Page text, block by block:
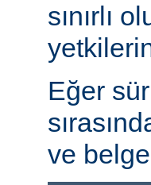
sınırlı
Eğer
ve